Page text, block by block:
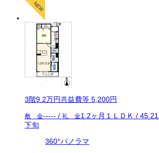
3階9.2万円共益費等 5,200円
敷 金----- / 礼 金1.2ヶ月 １ＬＤＫ / 45.21
下旬
360°パノラマ